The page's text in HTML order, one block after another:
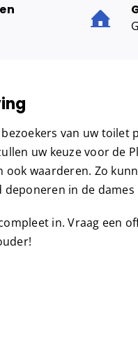
van uw toilet
uw keuze voor de
ook waarderen. Zo
in de dames
in. Vraag een